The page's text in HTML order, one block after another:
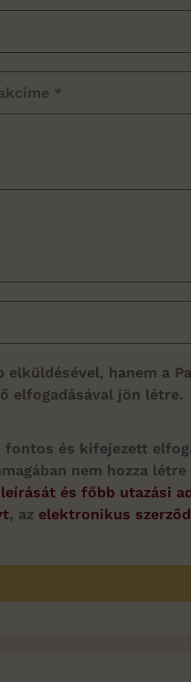
hanem a
elfogadásával jön létre.
fontos és kifejezett
nem hozza létre
és főbb utazási
, az elektronikus